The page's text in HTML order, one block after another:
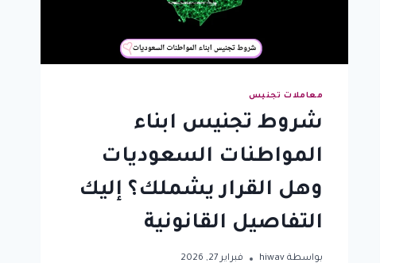
معاملات تجنيس
شروط تجنيس ابناء
المواطنات السعوديات
وهل القرار يشملك؟ إليك
التفاصيل القانونية
بواسطة hiwav فبراير 27, 2026